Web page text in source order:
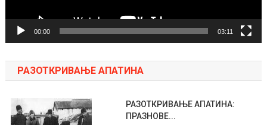
00:00 03:11
РАЗОТКРИВАЊЕ АПАТИНА
РАЗОТКРИВАЊЕ АПАТИНА:
ПРАЗНОВЕ...